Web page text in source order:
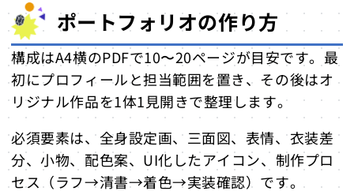
ポートフォリオの作り方
構成はA4横のPDFで10〜20ページが目安です。最
初にプロフィールと担当範囲を置き、その後はオ
リジナル作品を1体1見開きで整理します。
必須要素は、全身設定画、三面図、表情、衣装差
分、小物、配色案、UI化したアイコン、制作プロ
セス（ラフ→清書→着色→実装確認）です。